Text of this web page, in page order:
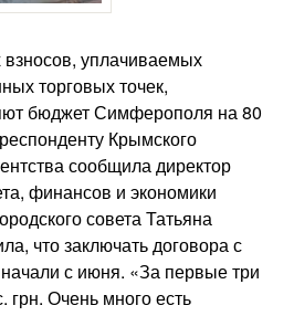
уплачиваемых
торговых точек,
бюджет Симферополя на 80
Крымского
сообщила директор
финансов и экономики
совета Татьяна
что заключать договора с
с июня. «За первые три
Очень много есть